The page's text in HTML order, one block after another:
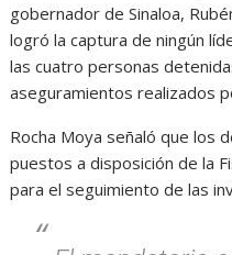
gobernador de Sinaloa,
logró la captura de ningún
las cuatro personas
aseguramientos realizados
Rocha Moya señaló que los
puestos a disposición de la
para el seguimiento de las